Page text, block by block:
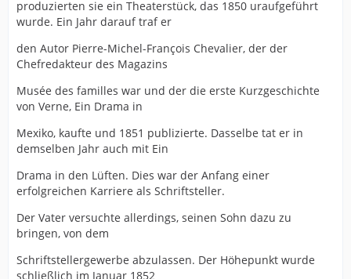
produzierten sie ein Theaterstück, das 1850 uraufgeführt
wurde. Ein Jahr darauf traf er
den Autor Pierre-Michel-François Chevalier, der der
Chefredakteur des Magazins
Musée des familles war und der die erste Kurzgeschichte
von Verne, Ein Drama in
Mexiko, kaufte und 1851 publizierte. Dasselbe tat er in
demselben Jahr auch mit Ein
Drama in den Lüften. Dies war der Anfang einer
erfolgreichen Karriere als Schriftsteller.
Der Vater versuchte allerdings, seinen Sohn dazu zu
bringen, von dem
Schriftstellergewerbe abzulassen. Der Höhepunkt wurde
schließlich im Januar 1852